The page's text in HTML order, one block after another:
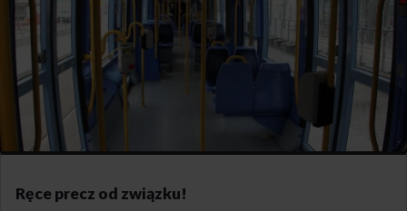
Ręce precz od związku!